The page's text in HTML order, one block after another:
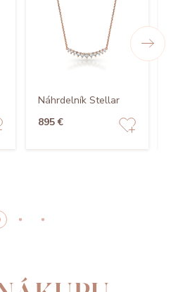
Náhrdelník Stellar
895 €